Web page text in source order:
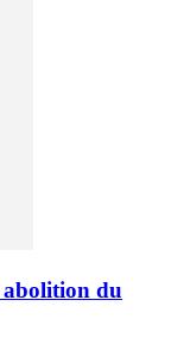
abolition du